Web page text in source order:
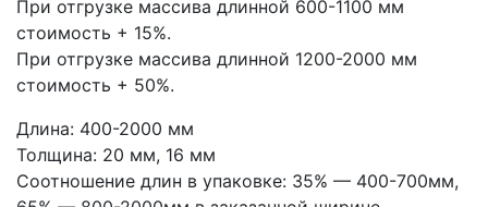
При отгрузке массива длинной 600-1100 мм
стоимость + 15%.
При отгрузке массива длинной 1200-2000 мм
стоимость + 50%.
Длина: 400-2000 мм
Толщина: 20 мм, 16 мм
Соотношение длин в упаковке: 35% — 400-700мм,